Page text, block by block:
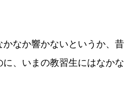
つけたい】
かなか響かないというか、昔
、いまの教習生にはなかな